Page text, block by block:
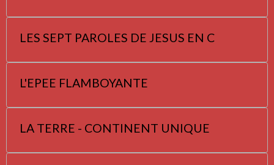
LES SEPT PAROLES DE JESUS EN C
L'EPEE FLAMBOYANTE
LA TERRE - CONTINENT UNIQUE